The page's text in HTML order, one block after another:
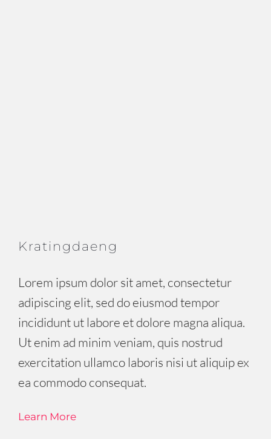
Kratingdaeng
Lorem ipsum dolor sit amet, consectetur
adipiscing elit, sed do eiusmod tempor
incididunt ut labore et dolore magna aliqua.
Ut enim ad minim veniam, quis nostrud
exercitation ullamco laboris nisi ut aliquip ex
ea commodo consequat.
Learn More